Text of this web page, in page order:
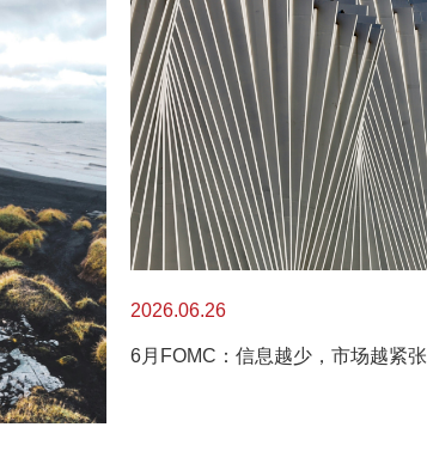
2026.06.26
6月FOMC：信息越少，市场越紧张